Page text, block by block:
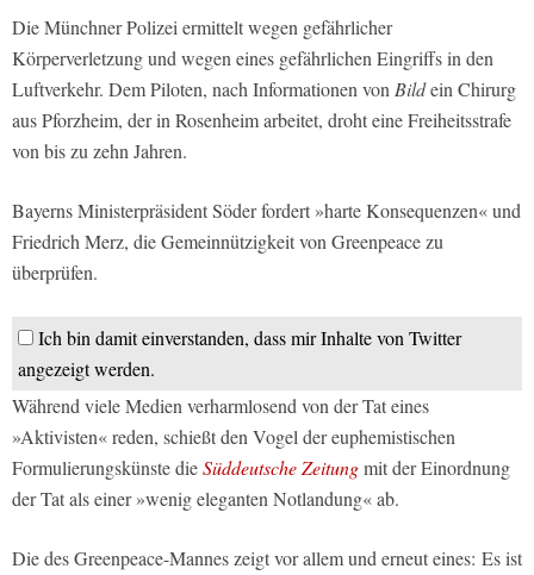
Die Münchner Polizei ermittelt wegen gefährlicher
Körperverletzung und wegen eines gefährlichen Eingriffs in den
Luftverkehr. Dem Piloten, nach Informationen von Bildein Chirurg
aus Pforzheim, der in Rosenheim arbeitet, droht eine Freiheitsstrafe
von bis zu zehn Jahren.
Bayerns Ministerpräsident Söder fordert »harte Konsequenzen« und
Friedrich Merz, die Gemeinnützigkeit von Greenpeace zu
überprüfen.
Ich bin damit einverstanden, dass mir Inhalte von Twitter
angezeigt werden.
Während viele Medien verharmlosend von der Tat eines
»Aktivisten« reden, schießt den Vogel der euphemistischen
Formulierungskünste dieSüddeutsche Zeitungmit der Einordnung
der Tat als einer »wenig eleganten Notlandung« ab.
Die des Greenpeace-Mannes zeigt vor allem und erneut eines: Es ist